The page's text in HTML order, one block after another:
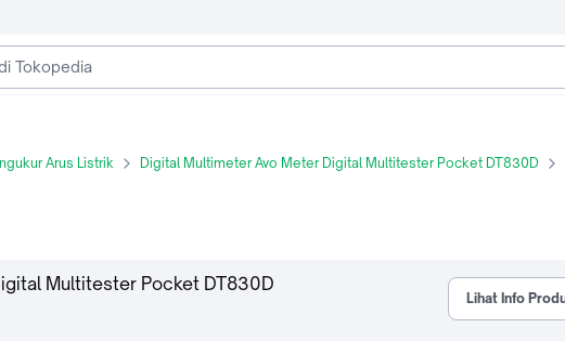
Arus Listrik Digital Multimeter Avo Meter Digital Multitester Pocket DT830D
Multitester Pocket DT830D
Lihat Info